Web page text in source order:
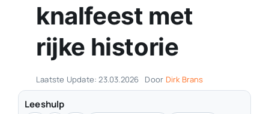
Werken bij Streekomroep ‘De Werven’
Contact
knalfeest met
rijke historie
Laatste Update: 23.03.2026 Door Dirk Brans
Leeshulp